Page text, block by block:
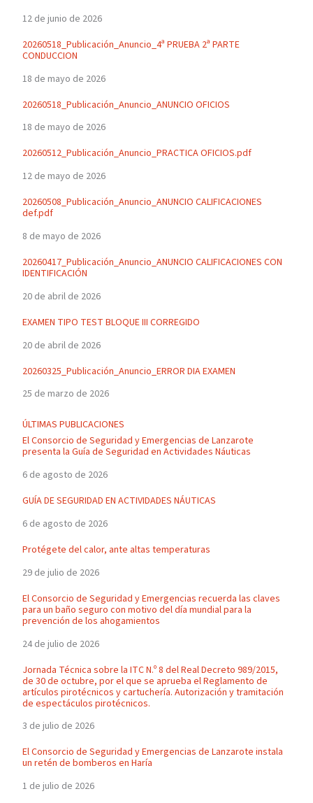
12 de junio de 2026
20260518_Publicación_Anuncio_4ª PRUEBA 2ª PARTE
CONDUCCION
18 de mayo de 2026
20260518_Publicación_Anuncio_ANUNCIO OFICIOS
18 de mayo de 2026
20260512_Publicación_Anuncio_PRACTICA OFICIOS.pdf
12 de mayo de 2026
20260508_Publicación_Anuncio_ANUNCIO CALIFICACIONES
def.pdf
8 de mayo de 2026
20260417_Publicación_Anuncio_ANUNCIO CALIFICACIONES CON
IDENTIFICACIÓN
20 de abril de 2026
EXAMEN TIPO TEST BLOQUE III CORREGIDO
20 de abril de 2026
20260325_Publicación_Anuncio_ERROR DIA EXAMEN
25 de marzo de 2026
ÚLTIMAS PUBLICACIONES
El Consorcio de Seguridad y Emergencias de Lanzarote
presenta la Guía de Seguridad en Actividades Náuticas
6 de agosto de 2026
GUÍA DE SEGURIDAD EN ACTIVIDADES NÁUTICAS
6 de agosto de 2026
Protégete del calor, ante altas temperaturas
29 de julio de 2026
El Consorcio de Seguridad y Emergencias recuerda las claves
para un baño seguro con motivo del día mundial para la
prevención de los ahogamientos
24 de julio de 2026
Jornada Técnica sobre la ITC N.º 8 del Real Decreto 989/2015,
de 30 de octubre, por el que se aprueba el Reglamento de
artículos pirotécnicos y cartuchería. Autorización y tramitación
de espectáculos pirotécnicos.
3 de julio de 2026
El Consorcio de Seguridad y Emergencias de Lanzarote instala
un retén de bomberos en Haría
1 de julio de 2026